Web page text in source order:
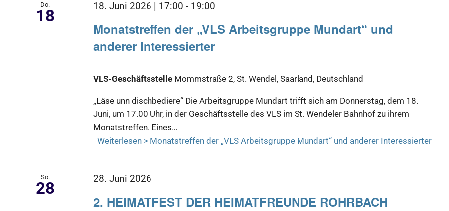
Do.
18
Monatstreffen der „VLS Arbeitsgruppe Mundart“ und
anderer Interessierter
18. Juni 2026 | 17:00 - 19:00
VLS-Geschäftsstelle Mommstraße 2, St. Wendel, Saarland, Deutschland
„Läse unn dischbediere“ Die Arbeitsgruppe Mundart trifft sich am Donnerstag, dem 18.
Juni, um 17.00 Uhr, in der Geschäftsstelle des VLS im St. Wendeler Bahnhof zu ihrem
Monatstreffen. Eines…
Weiterlesen >Monatstreffen der „VLS Arbeitsgruppe Mundart“ und anderer Interessierter
So.
28
2. HEIMATFEST DER HEIMATFREUNDE ROHRBACH
28. Juni 2026